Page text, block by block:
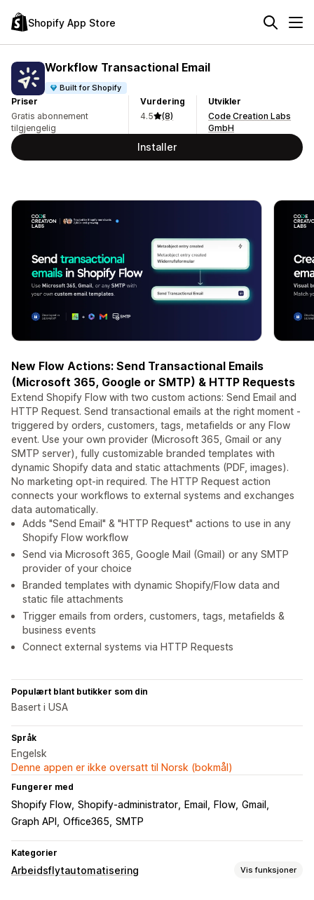
Shopify App Store
Workflow Transactional Email
Built for Shopify
Priser
Gratis abonnement
tilgjengelig
Vurdering
4.5
(8)
Utvikler
Code Creation Labs
GmbH
Installer
New Flow Actions: Send Transactional Emails
(Microsoft 365, Google or SMTP) & HTTP Requests
Extend Shopify Flow with two custom actions: Send Email and
HTTP Request. Send transactional emails at the right moment -
triggered by orders, customers, tags, metafields or any Flow
event. Use your own provider (Microsoft 365, Gmail or any
SMTP server), fully customizable branded templates with
dynamic Shopify data and static attachments (PDF, images).
No marketing opt-in required. The HTTP Request action
connects your workflows to external systems and exchanges
data automatically.
Adds "Send Email" & "HTTP Request" actions to use in any
Shopify Flow workflow
Send via Microsoft 365, Google Mail (Gmail) or any SMTP
provider of your choice
Branded templates with dynamic Shopify/Flow data and
static file attachments
Trigger emails from orders, customers, tags, metafields &
business events
Connect external systems via HTTP Requests
Populært blant butikker som din
Basert i USA
Språk
Engelsk
Denne appen er ikke oversatt til Norsk (bokmål)
Fungerer med
Shopify Flow Shopify-administrator Email Flow Gmail
Graph API
Office365 SMTP
Kategorier
Arbeidsflytautomatisering Vis funksjoner